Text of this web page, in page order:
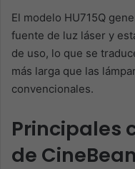
El modelo HU715Q
fuente de luz láser y
de uso, lo que se
más larga que las
convencionales.
Principales
de